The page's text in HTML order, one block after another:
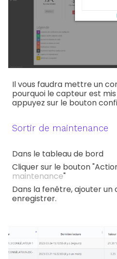
Il vous faudra mettre un
pourquoi le capteur est
appuyez sur le bouton
Sortir de maintenance
Dans le tableau de bord
Cliquer sur le bouton
maintenance"
Dans la fenêtre, ajouter
enregistrer.